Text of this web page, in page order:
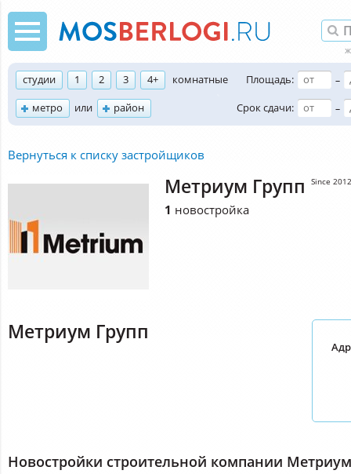
студии 1 2 3 4+
комнатные
метро
или район
Площадь:
–
Срок сдачи:
–
Вернуться к списку застройщиков
Метриум Групп Since 2012
1 новостройка
Метриум Групп
Новостройки строительной компании